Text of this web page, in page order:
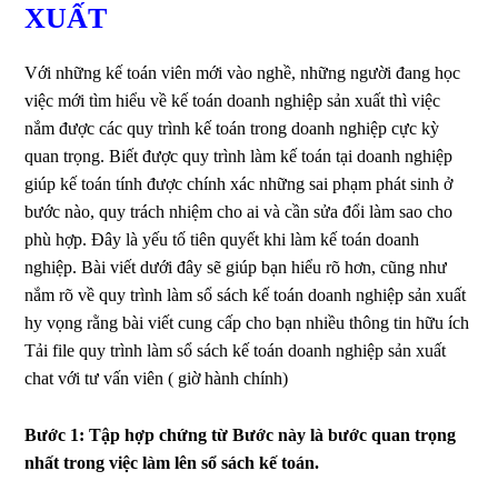
XUẤT
Với những kế toán viên mới vào nghề, những người đang học
việc mới tìm hiểu về kế toán doanh nghiệp sản xuất thì việc
nắm được các quy trình kế toán trong doanh nghiệp cực kỳ
quan trọng. Biết được quy trình làm kế toán tại doanh nghiệp
giúp kế toán tính được chính xác những sai phạm phát sinh ở
bước nào, quy trách nhiệm cho ai và cần sửa đổi làm sao cho
phù hợp. Đây là yếu tố tiên quyết khi làm kế toán doanh
nghiệp. Bài viết dưới đây sẽ giúp bạn hiểu rõ hơn, cũng như
nắm rõ về quy trình làm sổ sách kế toán doanh nghiệp sản xuất
hy vọng rằng bài viết cung cấp cho bạn nhiều thông tin hữu ích
Tải file quy trình làm sổ sách kế toán doanh nghiệp sản xuất
chat với tư vấn viên ( giờ hành chính)
Bước 1: Tập hợp chứng từ Bước này là bước quan trọng
nhất trong việc làm lên sổ sách kế toán.